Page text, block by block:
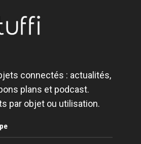
connectés : actualités,
plans et podcast.
par objet ou utilisation.